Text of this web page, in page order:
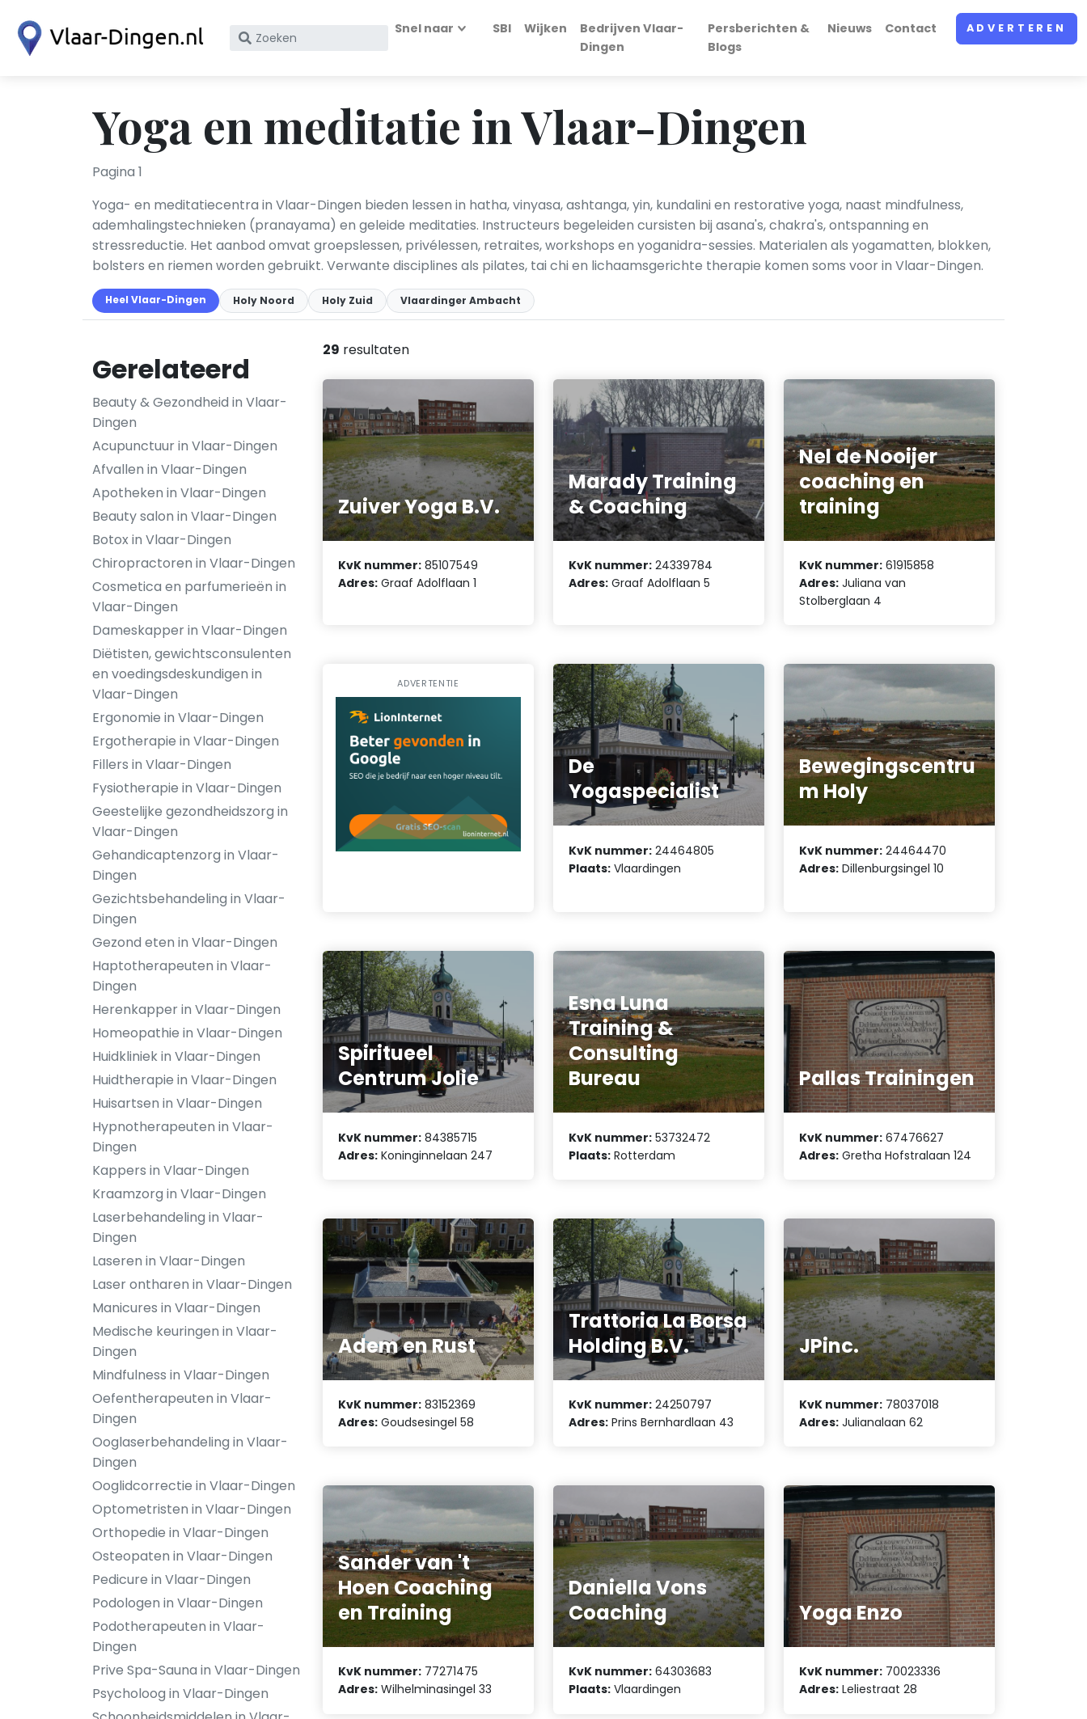
Zoek
KvK
nummer
Snel naar SBI Wijken
Bedrijven Vlaar-
Dingen
Persberichten &
Blogs
Nieuws Contact ADVERTEREN
Yoga en meditatie in Vlaar-Dingen
Pagina 1
Yoga- en meditatiecentra in Vlaar-Dingen bieden lessen in hatha, vinyasa, ashtanga, yin, kundalini en restorative yoga, naast mindfulness,
ademhalingstechnieken (pranayama) en geleide meditaties. Instructeurs begeleiden cursisten bij asana's, chakra's, ontspanning en
stressreductie. Het aanbod omvat groepslessen, privélessen, retraites, workshops en yoganidra-sessies. Materialen als yogamatten, blokken,
bolsters en riemen worden gebruikt. Verwante disciplines als pilates, tai chi en lichaamsgerichte therapie komen soms voor in Vlaar-Dingen.
Heel Vlaar-Dingen Holy Noord Holy Zuid Vlaardinger Ambacht
Gerelateerd
Beauty & Gezondheid in Vlaar-
Dingen
Acupunctuur in Vlaar-Dingen
Afvallen in Vlaar-Dingen
Apotheken in Vlaar-Dingen
Beauty salon in Vlaar-Dingen
Botox in Vlaar-Dingen
Chiropractoren in Vlaar-Dingen
Cosmetica en parfumerieën in
Vlaar-Dingen
Dameskapper in Vlaar-Dingen
Diëtisten, gewichtsconsulenten
en voedingsdeskundigen in
Vlaar-Dingen
Ergonomie in Vlaar-Dingen
Ergotherapie in Vlaar-Dingen
Fillers in Vlaar-Dingen
Fysiotherapie in Vlaar-Dingen
Geestelijke gezondheidszorg in
Vlaar-Dingen
Gehandicaptenzorg in Vlaar-
Dingen
Gezichtsbehandeling in Vlaar-
Dingen
Gezond eten in Vlaar-Dingen
Haptotherapeuten in Vlaar-
Dingen
Herenkapper in Vlaar-Dingen
Homeopathie in Vlaar-Dingen
Huidkliniek in Vlaar-Dingen
Huidtherapie in Vlaar-Dingen
Huisartsen in Vlaar-Dingen
Hypnotherapeuten in Vlaar-
Dingen
Kappers in Vlaar-Dingen
Kraamzorg in Vlaar-Dingen
Laserbehandeling in Vlaar-
Dingen
Laseren in Vlaar-Dingen
Laser ontharen in Vlaar-Dingen
Manicures in Vlaar-Dingen
Medische keuringen in Vlaar-
Dingen
Mindfulness in Vlaar-Dingen
Oefentherapeuten in Vlaar-
Dingen
Ooglaserbehandeling in Vlaar-
Dingen
Ooglidcorrectie in Vlaar-Dingen
Optometristen in Vlaar-Dingen
Orthopedie in Vlaar-Dingen
Osteopaten in Vlaar-Dingen
Pedicure in Vlaar-Dingen
Podologen in Vlaar-Dingen
Podotherapeuten in Vlaar-
Dingen
Prive Spa-Sauna in Vlaar-Dingen
Psycholoog in Vlaar-Dingen
29 resultaten
Zuiver Yoga B.V.
KvK nummer: 85107549
Adres: Graaf Adolflaan 1
Marady Training
& Coaching
KvK nummer: 24339784
Adres: Graaf Adolflaan 5
Nel de Nooijer
coaching en
training
KvK nummer: 61915858
Adres: Juliana van
Stolberglaan 4
ADVERTENTIE
De
Yogaspecialist
KvK nummer: 24464805
Plaats: Vlaardingen
Bewegingscentru
m Holy
KvK nummer: 24464470
Adres: Dillenburgsingel 10
Spiritueel
Centrum Jolie
KvK nummer: 84385715
Adres: Koninginnelaan 247
Esna Luna
Training &
Consulting
Bureau
KvK nummer: 53732472
Plaats: Rotterdam
Pallas Trainingen
KvK nummer: 67476627
Adres: Gretha Hofstralaan 124
Adem en Rust
KvK nummer: 83152369
Adres: Goudsesingel 58
Trattoria La Borsa
Holding B.V.
KvK nummer: 24250797
Adres: Prins Bernhardlaan 43
JPinc.
KvK nummer: 78037018
Adres: Julianalaan 62
Sander van 't
Hoen Coaching
en Training
KvK nummer: 77271475
Adres: Wilhelminasingel 33
Daniella Vons
Coaching
KvK nummer: 64303683
Plaats: Vlaardingen
Yoga Enzo
KvK nummer: 70023336
Adres: Leliestraat 28